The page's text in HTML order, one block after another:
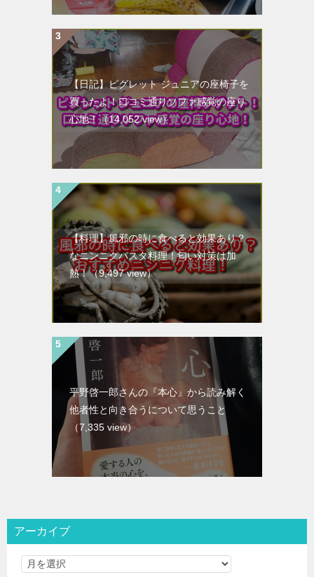
【日記】ピグレット ジュニアの座椅子を
買ったよ！口コミ通りソファ感覚の座り
心地！（14,052 view）
【料理】風邪の時に食べると効果あり？
なニンニクパスタ料理！匂い対策は加
熱！（9,497 view）
平野啓一郎さんの『本心』から読み解く
他者性と向き合うについて思うこと
（7,335 view）
アーカイブ